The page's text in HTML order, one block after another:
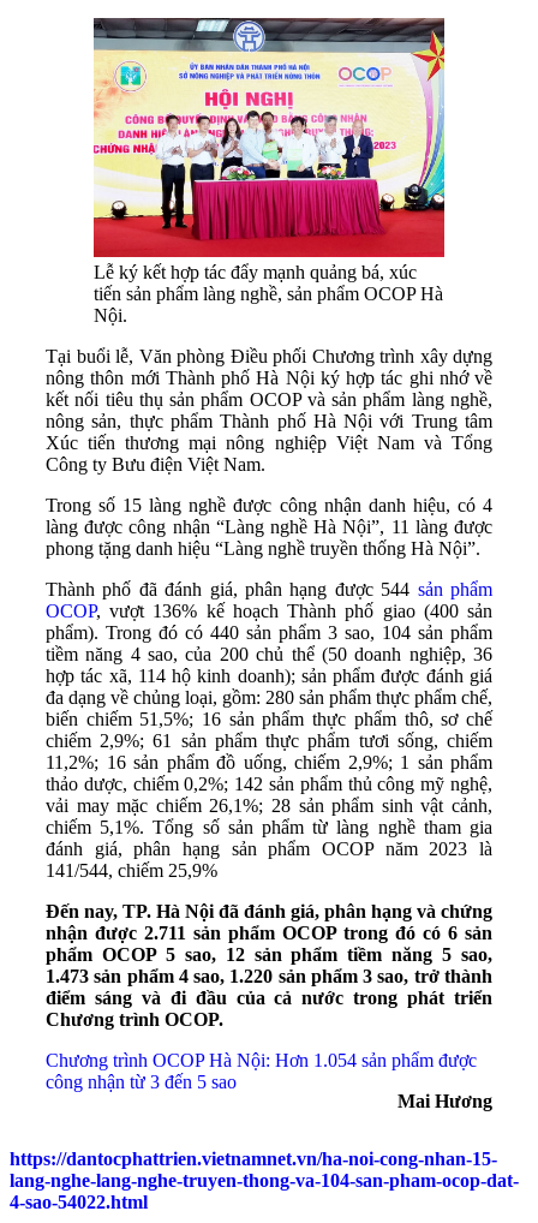
Lễ ký kết hợp tác đẩy mạnh quảng bá, xúc
tiến sản phẩm làng nghề, sản phẩm OCOP Hà
Nội.
Tại buổi lễ, Văn phòng Điều phối Chương trình xây dựng
nông thôn mới Thành phố Hà Nội ký hợp tác ghi nhớ về
kết nối tiêu thụ sản phẩm OCOP và sản phẩm làng nghề,
nông sản, thực phẩm Thành phố Hà Nội với Trung tâm
Xúc tiến thương mại nông nghiệp Việt Nam và Tổng
Công ty Bưu điện Việt Nam.
Trong số 15 làng nghề được công nhận danh hiệu, có 4
làng được công nhận “Làng nghề Hà Nội”, 11 làng được
phong tặng danh hiệu “Làng nghề truyền thống Hà Nội”.
Thành phố đã đánh giá, phân hạng được 544 sản phẩm
OCOP, vượt 136% kế hoạch Thành phố giao (400 sản
phẩm). Trong đó có 440 sản phẩm 3 sao, 104 sản phẩm
tiềm năng 4 sao, của 200 chủ thể (50 doanh nghiệp, 36
hợp tác xã, 114 hộ kinh doanh); sản phẩm được đánh giá
đa dạng về chủng loại, gồm: 280 sản phẩm thực phẩm chế,
biến chiếm 51,5%; 16 sản phẩm thực phẩm thô, sơ chế
chiếm 2,9%; 61 sản phẩm thực phẩm tươi sống, chiếm
11,2%; 16 sản phẩm đồ uống, chiếm 2,9%; 1 sản phẩm
thảo dược, chiếm 0,2%; 142 sản phẩm thủ công mỹ nghệ,
vải may mặc chiếm 26,1%; 28 sản phẩm sinh vật cảnh,
chiếm 5,1%. Tổng số sản phẩm từ làng nghề tham gia
đánh giá, phân hạng sản phẩm OCOP năm 2023 là
141/544, chiếm 25,9%
Đến nay, TP. Hà Nội đã đánh giá, phân hạng và chứng
nhận được 2.711 sản phẩm OCOP trong đó có 6 sản
phẩm OCOP 5 sao, 12 sản phẩm tiềm năng 5 sao,
1.473 sản phẩm 4 sao, 1.220 sản phẩm 3 sao, trở thành
điểm sáng và đi đầu của cả nước trong phát triển
Chương trình OCOP.
Chương trình OCOP Hà Nội: Hơn 1.054 sản phẩm được
công nhận từ 3 đến 5 sao
Mai Hương
https://dantocphattrien.vietnamnet.vn/ha-noi-cong-nhan-15-
lang-nghe-lang-nghe-truyen-thong-va-104-san-pham-ocop-dat-
4-sao-54022.html